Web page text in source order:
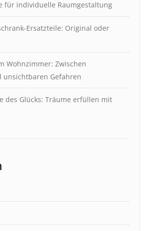
für individuelle Raumgestaltung
Ersatzteile: Original oder
Wohnzimmer: Zwischen
unsichtbaren Gefahren
des Glücks: Träume erfüllen mit